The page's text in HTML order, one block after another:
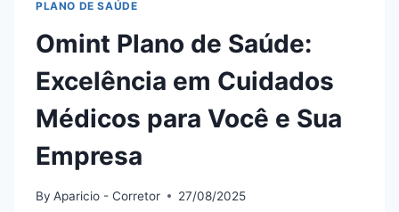
PLANO DE SAÚDE
Omint Plano de Saúde:
Excelência em Cuidados
Médicos para Você e Sua
Empresa
By Aparicio - Corretor 27/08/2025